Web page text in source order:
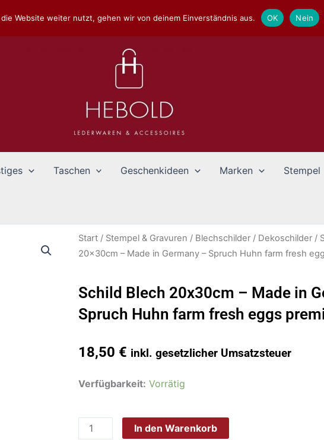
Taschen Geschenkideen Marken Stempel
Start / Stempel & Gravuren / Blechschilder / Dekoschilder /
20x30cm – Made in Germany – Spruch Huhn farm fresh
Schild Blech 20x30cm – Made in
Spruch Huhn farm fresh eggs
18,50 € inkl. gesetzlicher Umsatzsteuer
Verfügbarkeit: Vorrätig
Schild
In den Warenkorb
die Website weiter nutzt, gehen wir von deinem Einverständnis aus. OK Nein